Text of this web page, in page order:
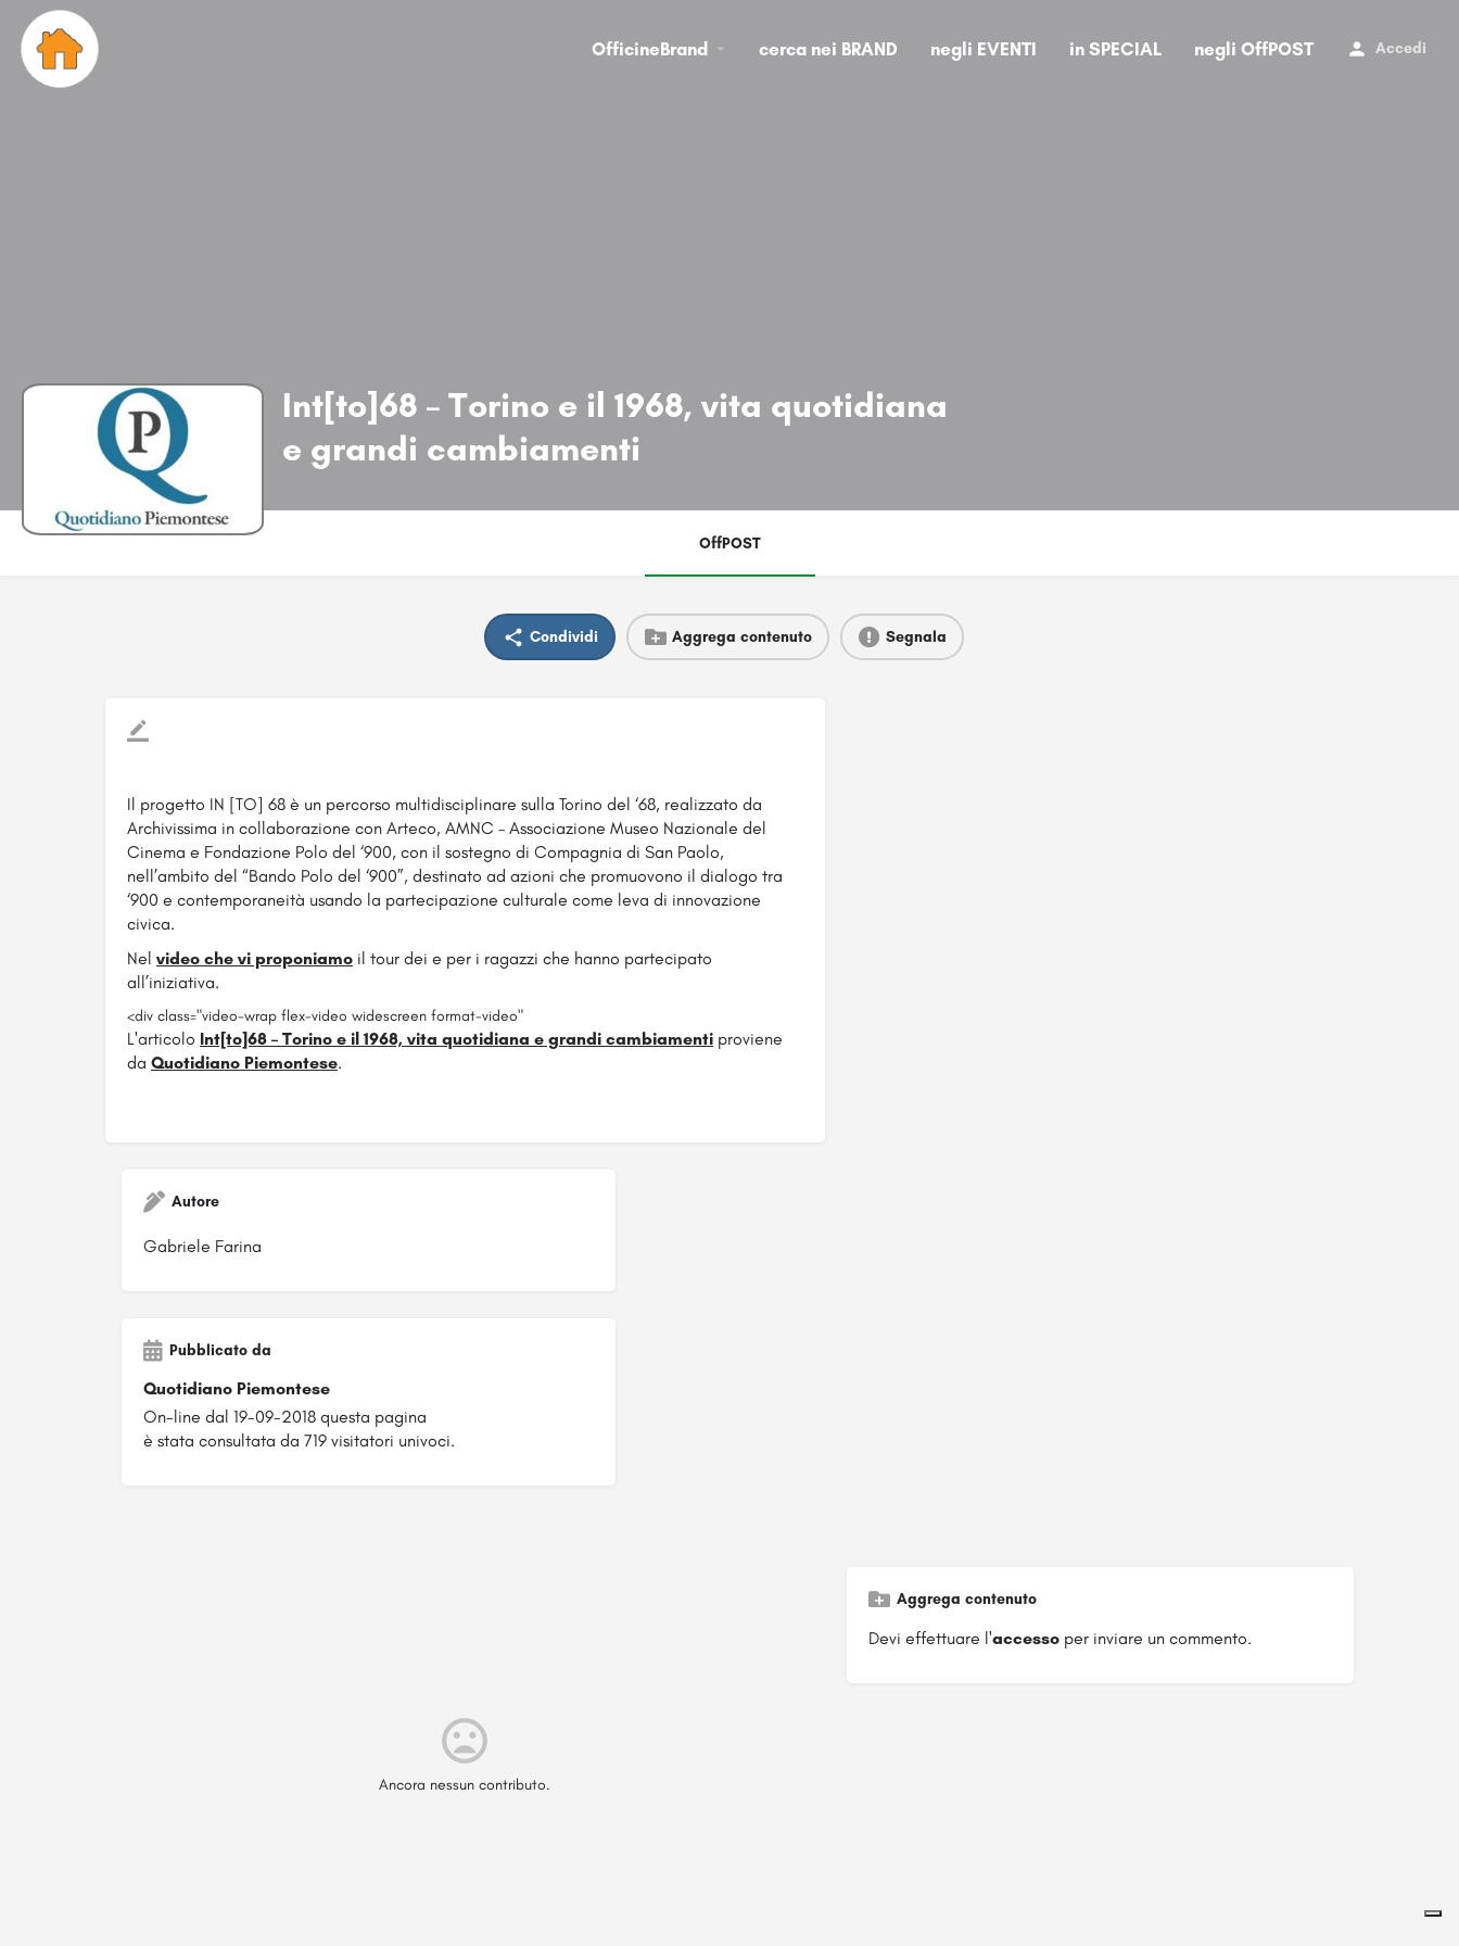
OfficineBrand cerca nei BRAND negli EVENTI in SPECIAL negli OffPOST Accedi
Int[to]68 – Torino e il 1968, vita quotidiana
e grandi cambiamenti
OffPOST
Condividi Aggrega contenuto Segnala
Il progetto IN [TO] 68 è un percorso multidisciplinare sulla Torino del ‘68, realizzato da
Archivissima in collaborazione con Arteco, AMNC – Associazione Museo Nazionale del
Cinema e Fondazione Polo del ‘900, con il sostegno di Compagnia di San Paolo,
nell’ambito del “Bando Polo del ‘900”, destinato ad azioni che promuovono il dialogo tra
‘900 e contemporaneità usando la partecipazione culturale come leva di innovazione
civica.
Nel video che vi proponiamo il tour dei e per i ragazzi che hanno partecipato
all’iniziativa.
<div class="video-wrap flex-video widescreen format-video"
L'articolo Int[to]68 – Torino e il 1968, vita quotidiana e grandi cambiamenti proviene
da Quotidiano Piemontese.
Autore
Gabriele Farina
Pubblicato da
Quotidiano Piemontese
On-line dal 19-09-2018 questa pagina
è stata consultata da 719 visitatori univoci.
Ancora nessun contributo.
Aggrega contenuto
Devi effettuare l'accessoper inviare un commento.